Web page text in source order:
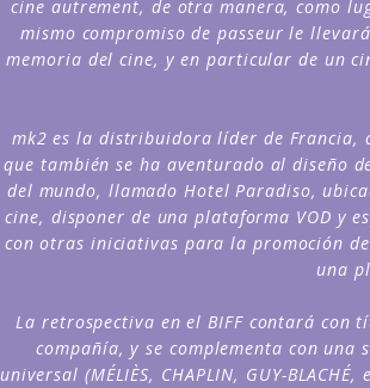
cine autrement, de otra manera, como
mismo compromiso de passeur le
memoria del cine, y en particular de un
mk2 es la distribuidora líder de Francia,
que también se ha aventurado al diseño
del mundo, llamado Hotel Paradiso,
cine, disponer de una plataforma VOD y
con otras iniciativas para la promoción del
una
La retrospectiva en el BIFF contará con
compañía, y se complementa con
universal (MÉLIÈS, CHAPLIN, GUY-